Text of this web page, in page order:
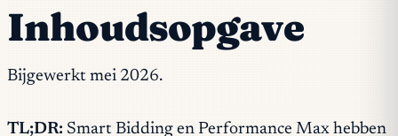
Inhoudsopgave
Bijgewerkt mei 2026.
TL;DR: Smart Bidding en Performance Max hebben